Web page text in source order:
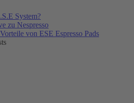
System?
zu Nespresso
von ESE Espresso Pads